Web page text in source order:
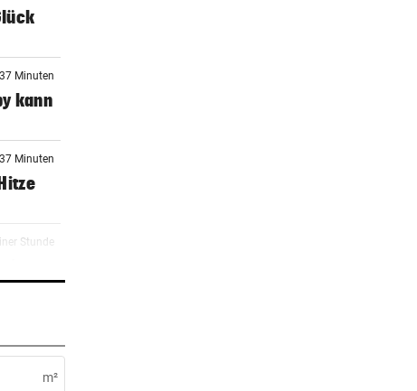
Minuten
kann
Minuten
Stunde
„Wir
m²